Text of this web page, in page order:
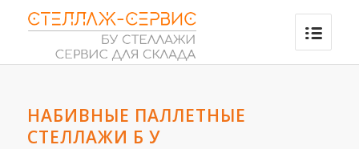
НАБИВНЫЕ ПАЛЛЕТНЫЕ
СТЕЛЛАЖИ Б У